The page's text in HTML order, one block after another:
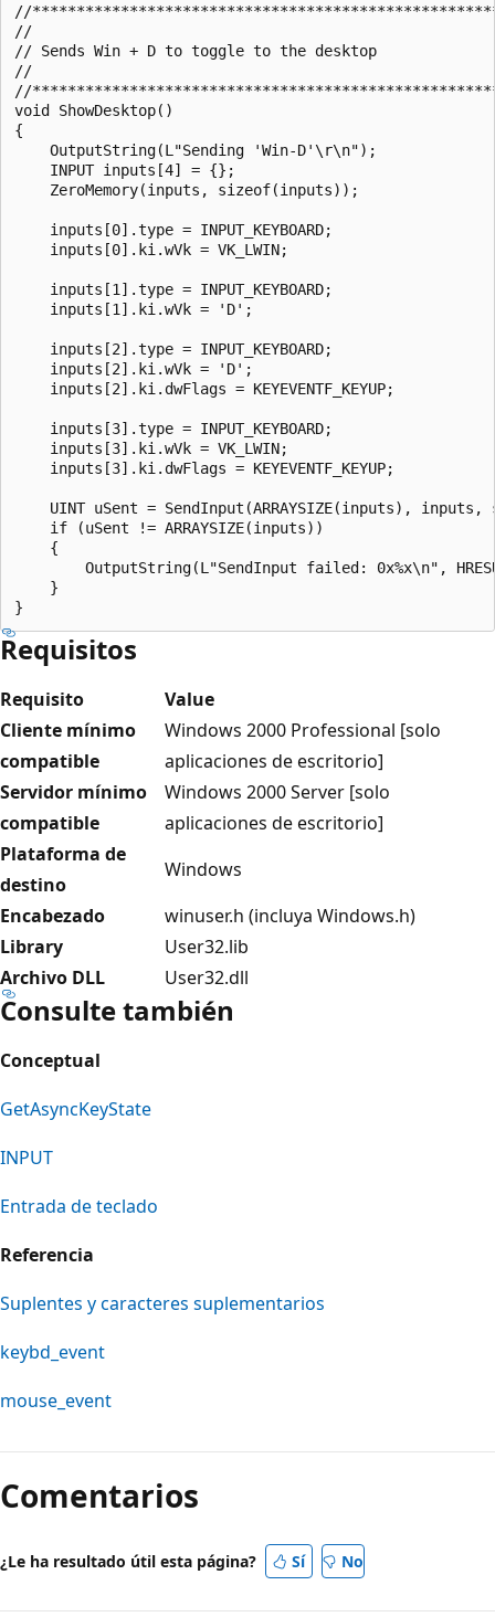
//
//
// Sends Win + D to toggle to the desktop
//
//
void ShowDesktop()
{
    OutputString(L"Sending 'Win-D'\r\n");
    INPUT inputs[4] = {};
    ZeroMemory(inputs, sizeof(inputs));
    inputs[0].type = INPUT_KEYBOARD;
    inputs[0].ki.wVk = VK_LWIN;
    inputs[1].type = INPUT_KEYBOARD;
    inputs[1].ki.wVk = 'D';
    inputs[2].type = INPUT_KEYBOARD;
    inputs[2].ki.wVk = 'D';
    inputs[2].ki.dwFlags = KEYEVENTF_KEYUP;
    inputs[3].type = INPUT_KEYBOARD;
    inputs[3].ki.wVk = VK_LWIN;
    inputs[3].ki.dwFlags = KEYEVENTF_KEYUP;
UINT uSent = SendInput(ARRAYSIZE(inputs), inputs,
    if (uSent != ARRAYSIZE(inputs))
    {
OutputString(L"SendInput failed: 0x%x\n",
    }
Requisitos
Requisito
Value
Cliente mínimo
compatible
Windows 2000 Professional [solo
aplicaciones de escritorio]
Servidor mínimo
compatible
Windows 2000 Server [solo
aplicaciones de escritorio]
Plataforma de
destino
Windows
Encabezado
winuser.h (incluya Windows.h)
Library
User32.lib
Archivo DLL
User32.dll
Consulte también
Conceptual
GetAsyncKeyState
INPUT
Entrada de teclado
Referencia
Suplentes y caracteres suplementarios
keybd_event
mouse_event
Comentarios
¿Le ha resultado útil esta página? Sí No